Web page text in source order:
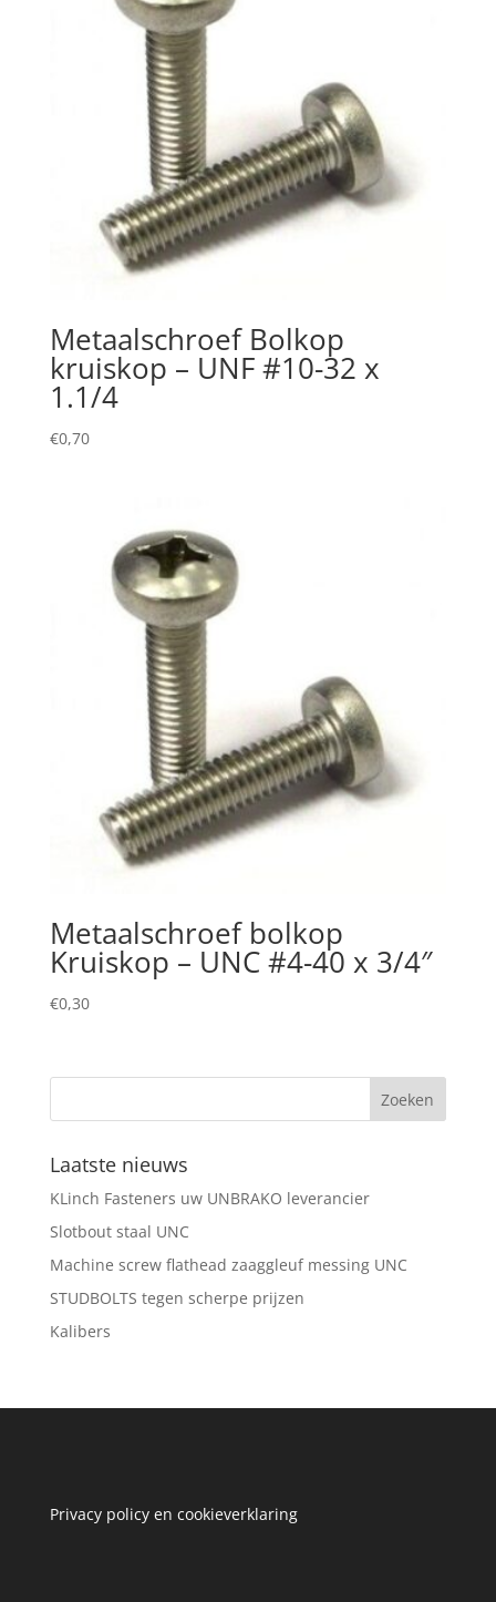
Metaalschroef Bolkop
kruiskop – UNF #10-32 x
1.1/4
€0,70
Metaalschroef bolkop
Kruiskop – UNC #4-40 x 3/4″
€0,30
Laatste nieuws
KLinch Fasteners uw UNBRAKO leverancier
Slotbout staal UNC
Machine screw flathead zaaggleuf messing UNC
STUDBOLTS tegen scherpe prijzen
Kalibers
Privacy policy en cookieverklaring